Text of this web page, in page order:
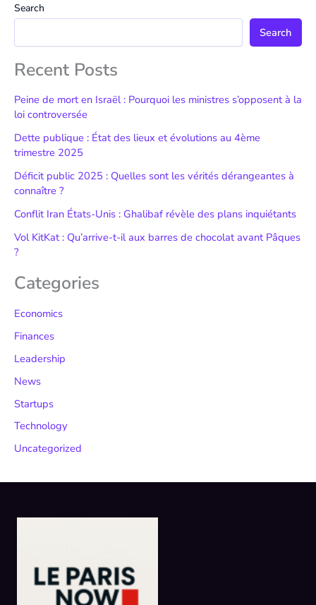
Search
Search
Recent Posts
Peine de mort en Israël : Pourquoi les ministres s’opposent à la
loi controversée
Dette publique : État des lieux et évolutions au 4ème
trimestre 2025
Déficit public 2025 : Quelles sont les vérités dérangeantes à
connaître ?
Conflit Iran États-Unis : Ghalibaf révèle des plans inquiétants
Vol KitKat : Qu’arrive-t-il aux barres de chocolat avant Pâques
?
Categories
Economics
Finances
Leadership
News
Startups
Technology
Uncategorized